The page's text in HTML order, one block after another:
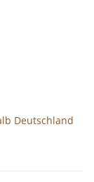
Deutschland